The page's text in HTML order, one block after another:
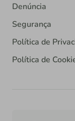
Denúncia
Segurança
Política de
Política de